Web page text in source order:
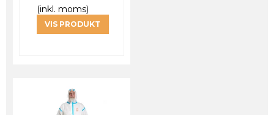
(inkl. moms)
VIS PRODUKT